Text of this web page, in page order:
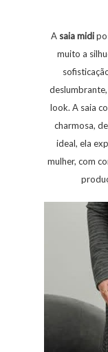
A saia midi
muito a
look. A saia
charmosa,
ideal, ela
mulher, com